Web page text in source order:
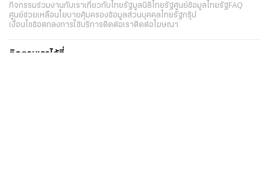
กิจกรรมร่วมงานกับเราเกี่ยวกับไทยรัฐมูลนิธิไทยรัฐศูนย์ข้อมูลไทยรัฐFAQ
ศูนย์ช่วยเหลือนโยบายคุ้มครองข้อมูลส่วนบุคคลไทยรัฐกรุ๊ป
เงื่อนไขข้อตกลงการใช้บริการติดต่อเราติดต่อโฆษณา
ติดตามเราได้ที่